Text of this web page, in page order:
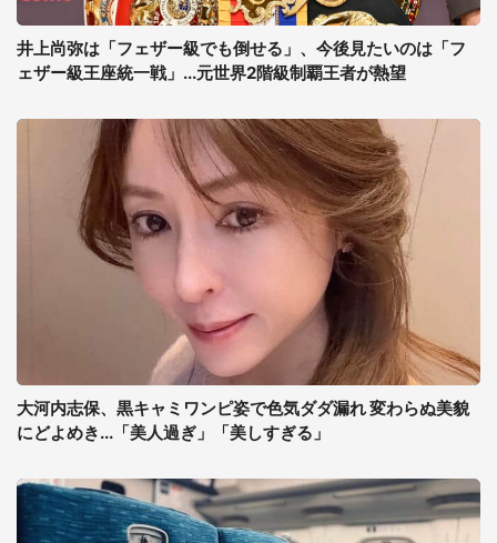
井上尚弥は「フェザー級でも倒せる」、今後見たいのは「フ
ェザー級王座統一戦」...元世界2階級制覇王者が熱望
大河内志保、黒キャミワンピ姿で色気ダダ漏れ 変わらぬ美貌
にどよめき...「美人過ぎ」「美しすぎる」